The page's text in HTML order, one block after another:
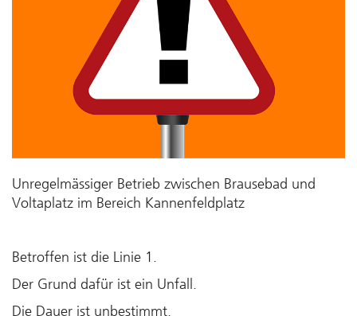
Unregelmässiger Betrieb zwischen Brausebad und
Voltaplatz im Bereich Kannenfeldplatz
Betroffen ist die Linie 1.
Der Grund dafür ist ein Unfall.
Die Dauer ist unbestimmt.